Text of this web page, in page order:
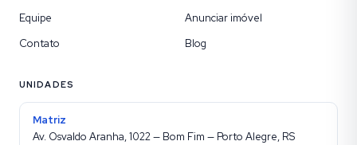
Equipe
Anunciar imóvel
Contato
Blog
UNIDADES
Matriz
Av. Osvaldo Aranha, 1022 — Bom Fim — Porto Alegre, RS